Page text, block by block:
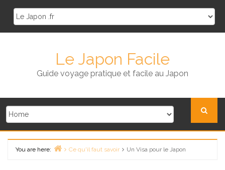
Le Japon Facile
Guide voyage pratique et facile au Japon
You are here:
Ce qu'il faut savoir Un Visa pour le Japon